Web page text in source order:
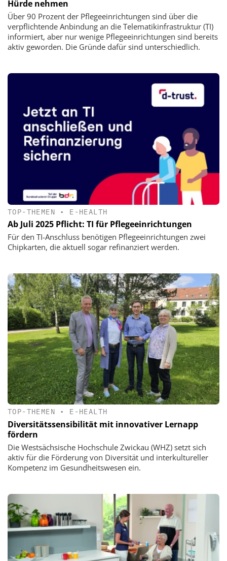
Hürde nehmen
Über 90 Prozent der Pflegeeinrichtungen sind über die
verpflichtende Anbindung an die Telematikinfrastruktur (TI)
informiert, aber nur wenige Pflegeeinrichtungen sind bereits
aktiv geworden. Die Gründe dafür sind unterschiedlich.
TOP-THEMEN • E-HEALTH
Ab Juli 2025 Pflicht: TI für Pflegeeinrichtungen
Für den TI-Anschluss benötigen Pflegeeinrichtungen zwei
Chipkarten, die aktuell sogar refinanziert werden.
TOP-THEMEN • E-HEALTH
Diversitätssensibilität mit innovativer Lernapp
fördern
Die Westsächsische Hochschule Zwickau (WHZ) setzt sich
aktiv für die Förderung von Diversität und interkultureller
Kompetenz im Gesundheitswesen ein.